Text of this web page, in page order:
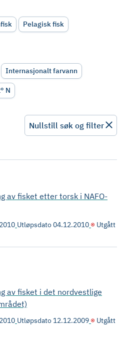
Pelagisk fisk
Internasjonalt farvann
N
Nullstill søk og filter
av fisket etter torsk i NAFO-
Utløpsdato04.12.2010 Utgått
av fisket i det nordvestlige
Utløpsdato 12.12.2009 Utgått